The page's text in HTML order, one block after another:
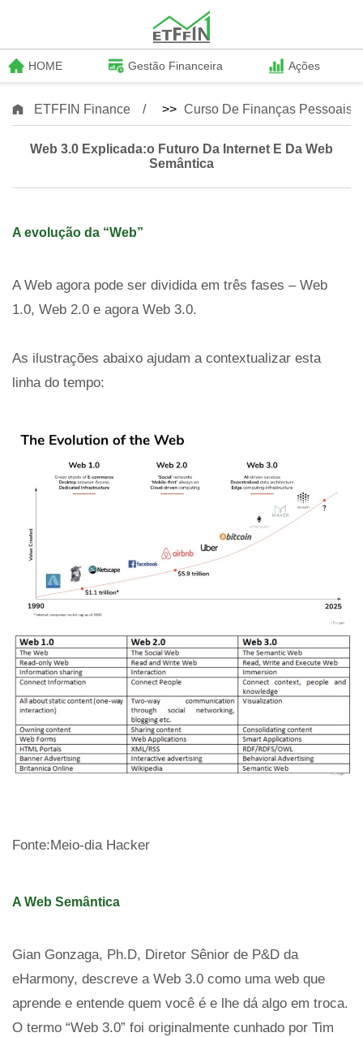
HOME Gestão Financeira Ações
ETFFIN Finance >> Curso De Finanças Pessoais
Web 3.0 Explicada:o Futuro Da Internet E Da Web
Semântica
A evolução da “Web”
A Web agora pode ser dividida em três fases – Web
1.0, Web 2.0 e agora Web 3.0.
As ilustrações abaixo ajudam a contextualizar esta
linha do tempo:
Fonte:Meio-dia Hacker
A Web Semântica
Gian Gonzaga, Ph.D, Diretor Sênior de P&D da
eHarmony, descreve a Web 3.0 como uma web que
aprende e entende quem você é e lhe dá algo em troca.
O termo “Web 3.0” foi originalmente cunhado por Tim